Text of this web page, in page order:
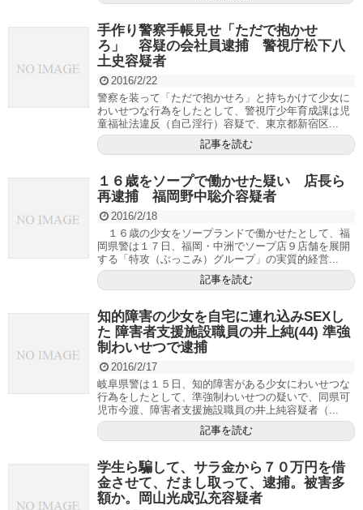
手作り警察手帳見せ「ただで抱かせ
ろ」 容疑の会社員逮捕 警視庁松下八
土史容疑者
2016/2/22
警察を装って「ただで抱かせろ」と持ちかけて少女に
わいせつな行為をしたとして、警視庁少年育成課は児
童福祉法違反（自己淫行）容疑で、東京都新宿区...
記事を読む
１６歳をソープで働かせた疑い 店長ら
再逮捕 福岡野中聡介容疑者
2016/2/18
１６歳の少女をソープランドで働かせたとして、福
岡県警は１７日、福岡・中洲でソープ店９店舗を展開
する「特攻（ぶっこみ）グループ」の実質的経営...
記事を読む
知的障害の少女を自宅に連れ込みSEXし
た 障害者支援施設職員の井上純(44) 準強
制わいせつで逮捕
2016/2/17
岐阜県警は１５日、知的障害がある少女にわいせつな
行為をしたとして、準強制わいせつの疑いで、同県可
児市今渡、障害者支援施設職員の井上純容疑者（...
記事を読む
学生ら騙して、サラ金から７０万円を借
金させて、だまし取って、逮捕。被害多
額か。岡山光成弘充容疑者